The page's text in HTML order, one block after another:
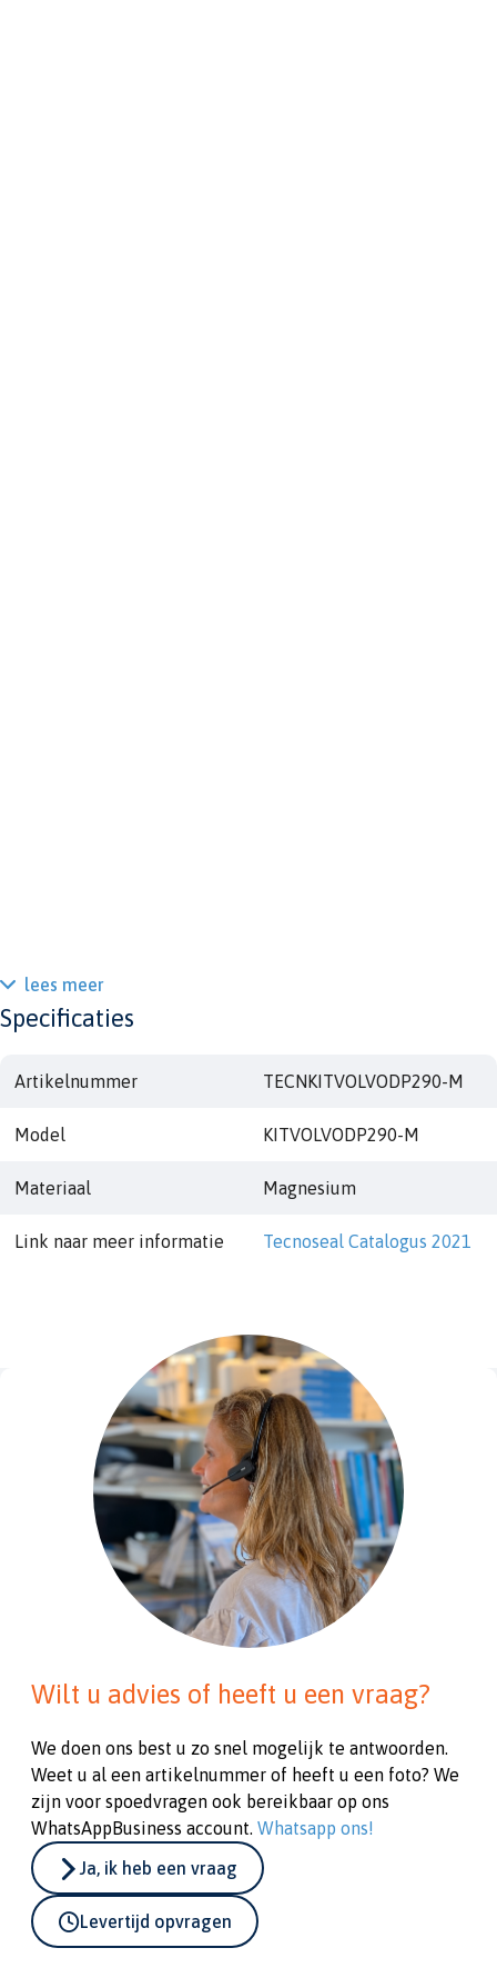
lees meer
Specificaties
Artikelnummer TECNKITVOLVODP290-M
Model KITVOLVODP290-M
Materiaal Magnesium
Link naar meer informatie Tecnoseal Catalogus 2021
Wilt u advies of heeft u een vraag?
We doen ons best u zo snel mogelijk te antwoorden.
Weet u al een artikelnummer of heeft u een foto? We
zijn voor spoedvragen ook bereikbaar op ons
WhatsAppBusiness account. Whatsapp ons!
Ja, ik heb een vraag
Levertijd opvragen